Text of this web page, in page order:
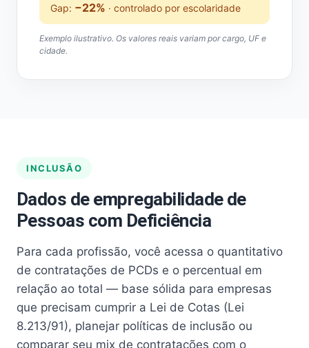
Gap: −22% · controlado por escolaridade
Exemplo ilustrativo. Os valores reais variam por cargo, UF e
cidade.
INCLUSÃO
Dados de empregabilidade de
Pessoas com Deficiência
Para cada profissão, você acessa o quantitativo
de contratações de PCDs e o percentual em
relação ao total — base sólida para empresas
que precisam cumprir a Lei de Cotas (Lei
8.213/91), planejar políticas de inclusão ou
comparar seu mix de contratações com o